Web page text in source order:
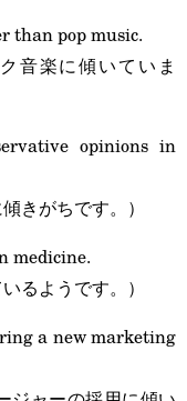
than pop music.
音楽に傾いていま
opinions in
きがちです。）
medicine.
るようです。）
a new marketing